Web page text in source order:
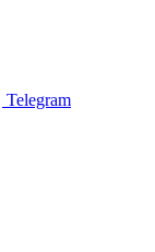
Telegram